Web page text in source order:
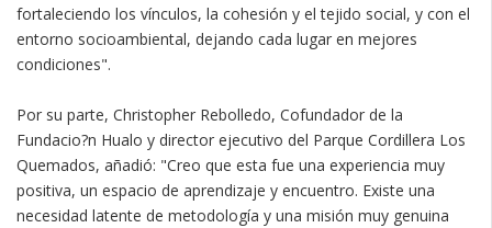
fortaleciendo los vínculos, la cohesión y el tejido social, y con el
entorno socioambiental, dejando cada lugar en mejores
condiciones".
Por su parte, Christopher Rebolledo, Cofundador de la
Fundacio?n Hualo y director ejecutivo del Parque Cordillera Los
Quemados, añadió: "Creo que esta fue una experiencia muy
positiva, un espacio de aprendizaje y encuentro. Existe una
necesidad latente de metodología y una misión muy genuina